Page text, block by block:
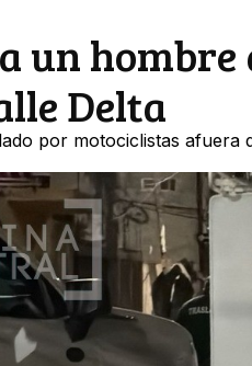
un hombre
Delta
por motociclistas afuera